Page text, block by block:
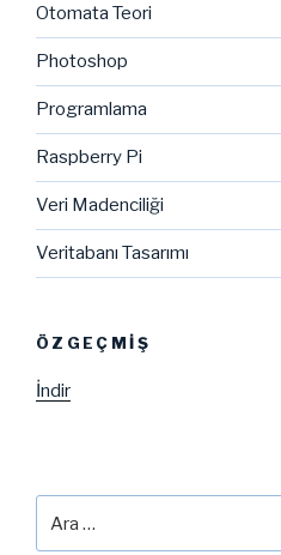
Otomata Teori
Photoshop
Programlama
Raspberry Pi
Veri Madenciliği
Veritabanı Tasarımı
ÖZGEÇMIŞ
İndir